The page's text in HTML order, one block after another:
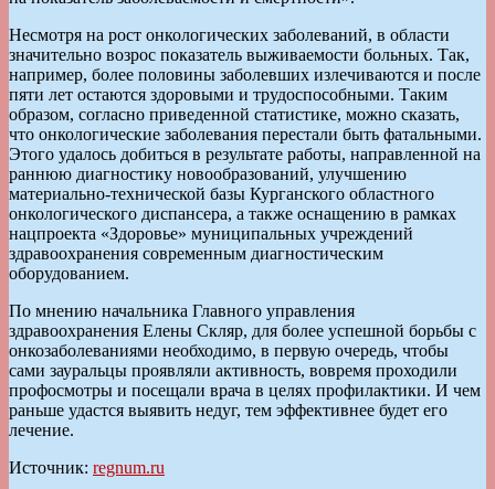
Несмотря на рост онкологических заболеваний, в области
значительно возрос показатель выживаемости больных. Так,
например, более половины заболевших излечиваются и после
пяти лет остаются здоровыми и трудоспособными. Таким
образом, согласно приведенной статистике, можно сказать,
что онкологические заболевания перестали быть фатальными.
Этого удалось добиться в результате работы, направленной на
раннюю диагностику новообразований, улучшению
материально-технической базы Курганского областного
онкологического диспансера, а также оснащению в рамках
нацпроекта «Здоровье» муниципальных учреждений
здравоохранения современным диагностическим
оборудованием.
По мнению начальника Главного управления
здравоохранения Елены Скляр, для более успешной борьбы с
онкозаболеваниями необходимо, в первую очередь, чтобы
сами зауральцы проявляли активность, вовремя проходили
профосмотры и посещали врача в целях профилактики. И чем
раньше удастся выявить недуг, тем эффективнее будет его
лечение.
Источник: regnum.ru